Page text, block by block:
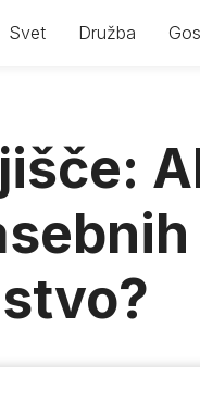
Svet Družba